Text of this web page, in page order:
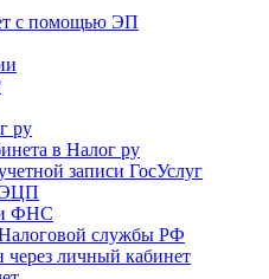
с помощью ЭП
ру
в Налог ру
записи ГосУслуг
ЭЦП
ФНС
службы РФ
личный кабинет